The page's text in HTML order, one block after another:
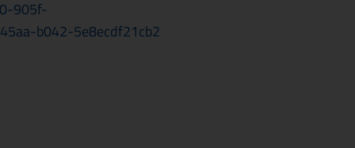
905f-
b042-5e8ecdf21cb2